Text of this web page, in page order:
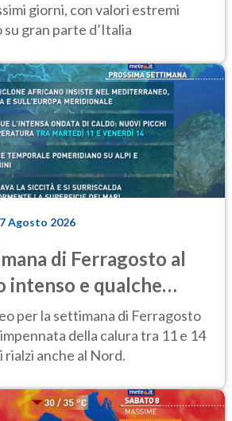
giorni, con valori estremi
gran parte d’Italia
7 Agosto 2026
di Ferragosto al
intenso e qualche
per la settimana di Ferragosto
della calura tra 11 e 14
rialzi anche al Nord.